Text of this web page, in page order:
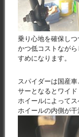
乗り心地を確保し
かつ低コストなが
すめになります。
スパイダーは国産
サーとなるとワイド
ホイールによって
ホイールの内側が